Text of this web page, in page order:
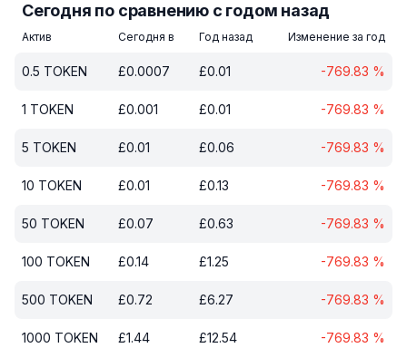
Сегодня по сравнению с годом назад
Актив Сегодня в Год назад Изменение за год
0.5 TOKEN £0.0007 £0.01 -769.83 %
1 TOKEN £0.001 £0.01 -769.83 %
5 TOKEN £0.01 £0.06 -769.83 %
10 TOKEN £0.01 £0.13 -769.83 %
50 TOKEN £0.07 £0.63 -769.83 %
100 TOKEN £0.14 £1.25 -769.83 %
500 TOKEN £0.72 £6.27 -769.83 %
1000 TOKEN £1.44 £12.54 -769.83 %